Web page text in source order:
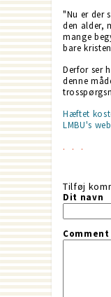
"Nu er der
den alder,
mange
bare
Derfor ser
denne
Hæftet
LMBU's
Tilføj
Dit navn